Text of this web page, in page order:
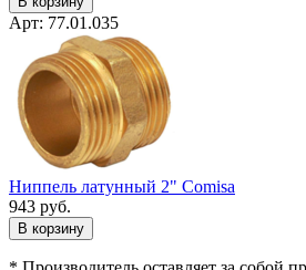
Арт: 77.01.035
Ниппель латунный 2" Сomisa
943 руб.
В корзину